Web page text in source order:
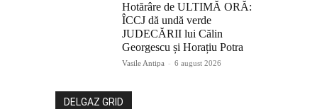
Hotărâre de ULTIMĂ ORĂ:
ÎCCJ dă undă verde
JUDECĂRII lui Călin
Georgescu și Horațiu Potra
Vasile Antipa - 6 august 2026
DELGAZ GRID